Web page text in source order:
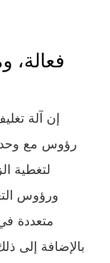
فعالة،
إن آلة
رؤوس مع وحدة
لتغطية
ورؤوس
متعددة
بالإضافة إلى